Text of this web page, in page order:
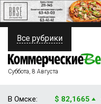
ПОЛИТИКА
ФИНАНСЫ
Все рубрики
Суббота, 8 Августа
В Омске: $ 82,1665